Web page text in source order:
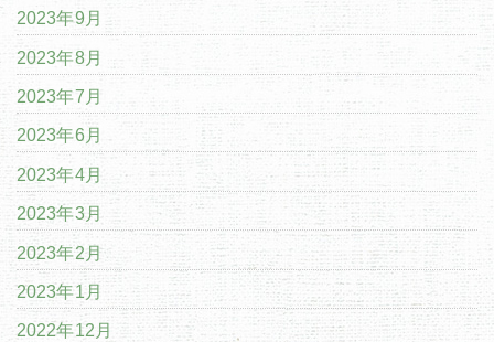
2023年9月
2023年8月
2023年7月
2023年6月
2023年4月
2023年3月
2023年2月
2023年1月
2022年12月